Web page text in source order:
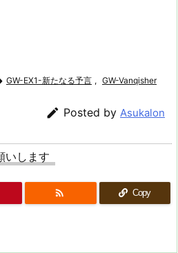
GW-EX1-新たなる予言 , GW-Vanqisher
 Posted by Asukalon
いします
 Copy